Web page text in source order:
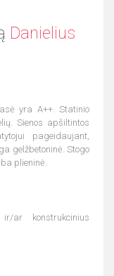
Danielius
yra A++. Statinio
Sienos apšiltintos
pageidaujant,
gelžbetoninė. Stogo
plieninė.
ar konstrukcinius